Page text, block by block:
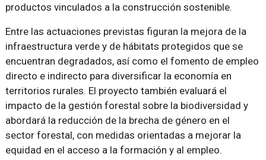
productos vinculados a la construcción sostenible.
Entre las actuaciones previstas figuran la mejora de la
infraestructura verde y de hábitats protegidos que se
encuentran degradados, así como el fomento de empleo
directo e indirecto para diversificar la economía en
territorios rurales. El proyecto también evaluará el
impacto de la gestión forestal sobre la biodiversidad y
abordará la reducción de la brecha de género en el
sector forestal, con medidas orientadas a mejorar la
equidad en el acceso a la formación y al empleo.